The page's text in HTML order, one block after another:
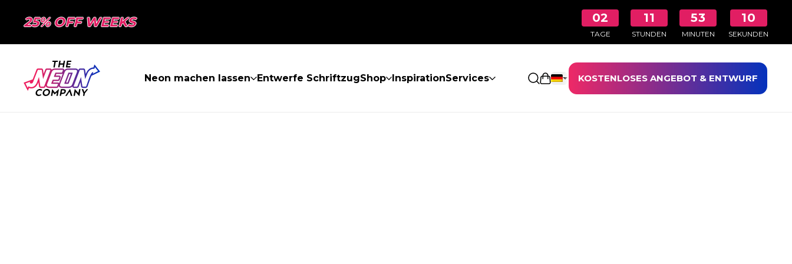
25% OFF WEEKS 02
TAGE
11
STUNDEN
53
MINUTEN
10
SEKUNDEN
Neon machen lassen Entwerfe SchriftzugShop InspirationServices Einkaufswagen öffnen
KOSTENLOSES ANGEBOT & ENTWURF